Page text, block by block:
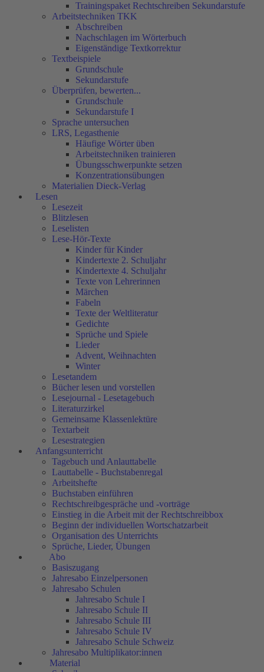
Trainingspaket Rechtschreiben Sekundarstufe
Arbeitstechniken TKK
Abschreiben
Nachschlagen im Wörterbuch
Eigenständige Textkorrektur
Textbeispiele
Grundschule
Sekundarstufe
Überprüfen, bewerten...
Grundschule
Sekundarstufe I
Sprache untersuchen
LRS, Legasthenie
Häufige Wörter üben
Arbeitstechniken trainieren
Übungsschwerpunkte setzen
Konzentrationsübungen
Materialien Dieck-Verlag
Lesen
Lesezeit
Blitzlesen
Leselisten
Lese-Hör-Texte
Kinder für Kinder
Kindertexte 2. Schuljahr
Kindertexte 4. Schuljahr
Texte von Lehrerinnen
Märchen
Fabeln
Texte der Weltliteratur
Gedichte
Sprüche und Spiele
Lieder
Advent, Weihnachten
Winter
Lesetandem
Bücher lesen und vorstellen
Lesejournal - Lesetagebuch
Literaturzirkel
Gemeinsame Klassenlektüre
Textarbeit
Lesestrategien
Anfangsunterricht
Tagebuch und Anlauttabelle
Lauttabelle - Buchstabenregal
Arbeitshefte
Buchstaben einführen
Rechtschreibgespräche und -vorträge
Einstieg in die Arbeit mit der Rechtschreibbox
Beginn der individuellen Wortschatzarbeit
Organisation des Unterrichts
Sprüche, Lieder, Übungen
Abo
Basiszugang
Jahresabo Einzelpersonen
Jahresabo Schulen
Jahresabo Schule I
Jahresabo Schule II
Jahresabo Schule III
Jahresabo Schule IV
Jahresabo Schule Schweiz
Jahresabo Multiplikator:innen
Material